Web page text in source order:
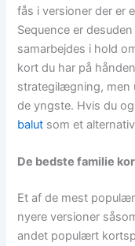
fås i versioner der er
Sequence er
samarbejdes i hold
kort du har på
strategilægning, men
de yngste. Hvis du
balut som et
De bedste familie
Et af de mest
nyere versioner
andet populært